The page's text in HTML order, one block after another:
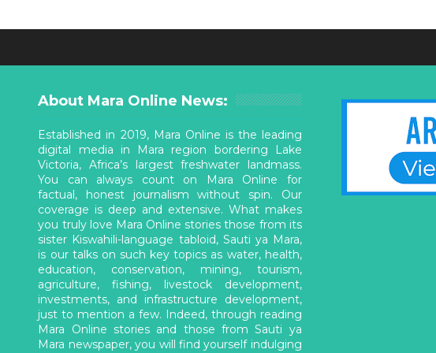
About Mara Online News:
Established in 2019, Mara Online is the leading
digital media in Mara region bordering Lake
Victoria, Africa’s largest freshwater landmass.
You can always count on Mara Online for
factual, honest journalism without spin. Our
coverage is deep and extensive. What makes
you truly love Mara Online stories those from its
sister Kiswahili-language tabloid, Sauti ya Mara,
is our talks on such key topics as water, health,
education, conservation, mining, tourism,
agriculture, fishing, livestock development,
investments, and infrastructure development,
just to mention a few. Indeed, through reading
Mara Online stories and those from Sauti ya
Mara newspaper, you will find yourself indulging